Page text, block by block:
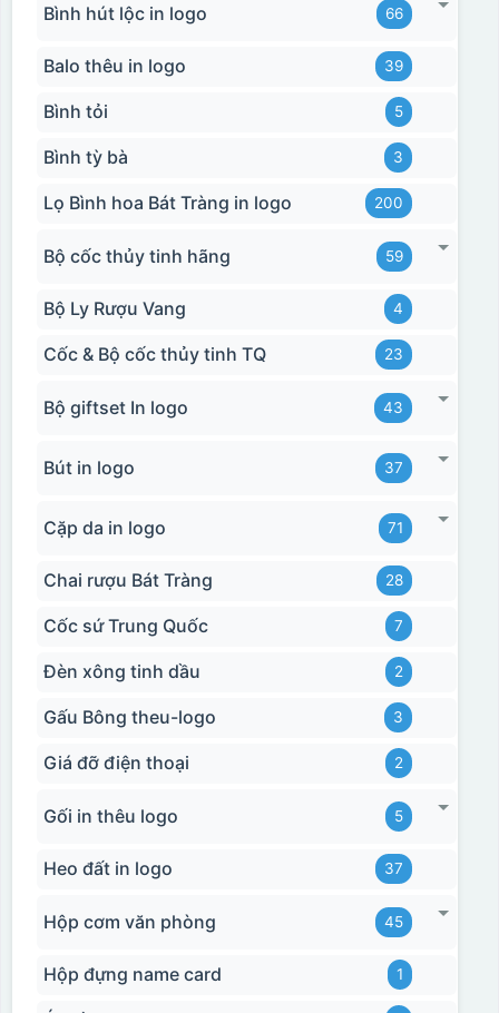
Bình hút lộc in logo 66
Balo thêu in logo 39
Bình tỏi 5
Bình tỳ bà 3
Lọ Bình hoa Bát Tràng in logo 200
Bộ cốc thủy tinh hãng 59
Bộ Ly Rượu Vang 4
Cốc & Bộ cốc thủy tinh TQ 23
Bộ giftset In logo 43
Bút in logo 37
Cặp da in logo 71
Chai rượu Bát Tràng 28
Cốc sứ Trung Quốc 7
Đèn xông tinh dầu 2
Gấu Bông theu-logo 3
Giá đỡ điện thoại 2
Gối in thêu logo 5
Heo đất in logo 37
Hộp cơm văn phòng 45
Hộp đựng name card 1